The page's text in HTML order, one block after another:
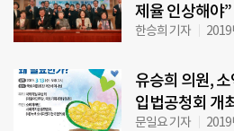
제율 인상해야”
한승희 기자 2019
유승희 의원,
입법공청회 개최
문일요 기자 2019